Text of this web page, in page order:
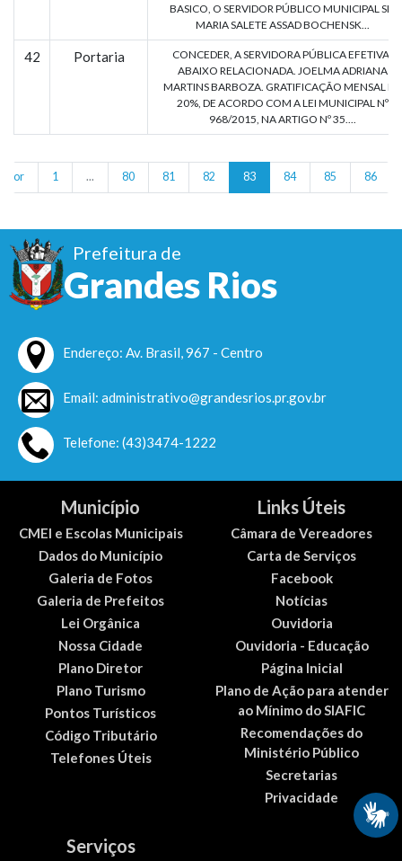
BASICO, O SERVIDOR PÚBLICO MUNICIPAL SR.
MARIA SALETE ASSAD BOCHENSK...
42 Portaria
CONCEDER, A SERVIDORA PÚBLICA EFETIVA,
ABAIXO RELACIONADA. JOELMA ADRIANA
MARTINS BARBOZA. GRATIFICAÇÃO MENSAL DE
20%, DE ACORDO COM A LEI MUNICIPAL Nº
968/2015, NA ARTIGO Nº 35....
1 ... 80 81 82 83 84 85 86
Prefeitura de
Grandes Rios
Endereço: Av. Brasil, 967 - Centro
Email: administrativo@grandesrios.pr.gov.br
Telefone: (43)3474-1222
Município
CMEI e Escolas Municipais
Dados do Município
Galeria de Fotos
Galeria de Prefeitos
Lei Orgânica
Nossa Cidade
Plano Diretor
Plano Turismo
Pontos Turísticos
Código Tributário
Telefones Úteis
Links Úteis
Câmara de Vereadores
Carta de Serviços
Facebook
Notícias
Ouvidoria
Ouvidoria - Educação
Página Inicial
Plano de Ação para atender
ao Mínimo do SIAFIC
Recomendações do
Ministério Público
Secretarias
Privacidade
Serviços